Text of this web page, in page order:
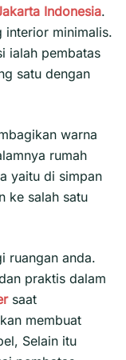
Indonesia.
interior minimalis.
ialah pembatas
satu dengan
warna
rumah
yaitu di simpan
ke salah satu
ruangan anda.
praktis dalam
saat
membuat
Selain itu